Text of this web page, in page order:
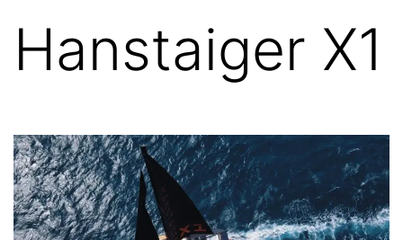
Hanstaiger X1